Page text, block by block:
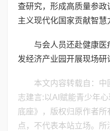
查研究，形成高质量参
主义现代化国家贡献智慧
与会人员还赴健康
发经济产业园开展现场研
本文内容转载自：中
志建言:以AI赋能青少年
底座》，版权归原作者
点，不代表本站立场。